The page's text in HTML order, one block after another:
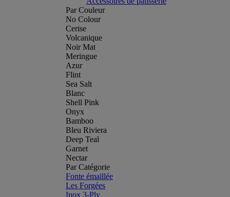
Par Couleur
No Colour
Cerise
Volcanique
Noir Mat
Meringue
Azur
Flint
Sea Salt
Blanc
Shell Pink
Onyx
Bamboo
Bleu Riviera
Deep Teal
Garnet
Nectar
Par Catégorie
Fonte émaillée
Les Forgées
Inox 3-Ply